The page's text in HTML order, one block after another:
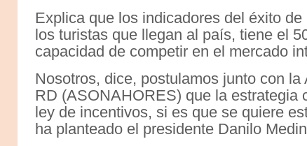
Explica que los indicadores del éxito
los turistas que llegan al país, tiene el
capacidad de competir en el mercado
Nosotros, dice, postulamos junto con
RD (ASONAHORES) que la estrategia
ley de incentivos, si es que se quiere
ha planteado el presidente Danilo